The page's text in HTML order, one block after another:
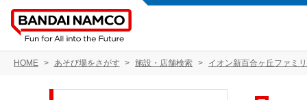
HOME あそび場をさがす 施設・店舗検索 イオン新百合ヶ丘ファミ